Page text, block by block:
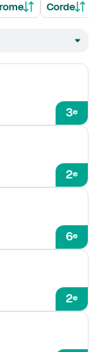
Corde
3e
2e
6e
2e